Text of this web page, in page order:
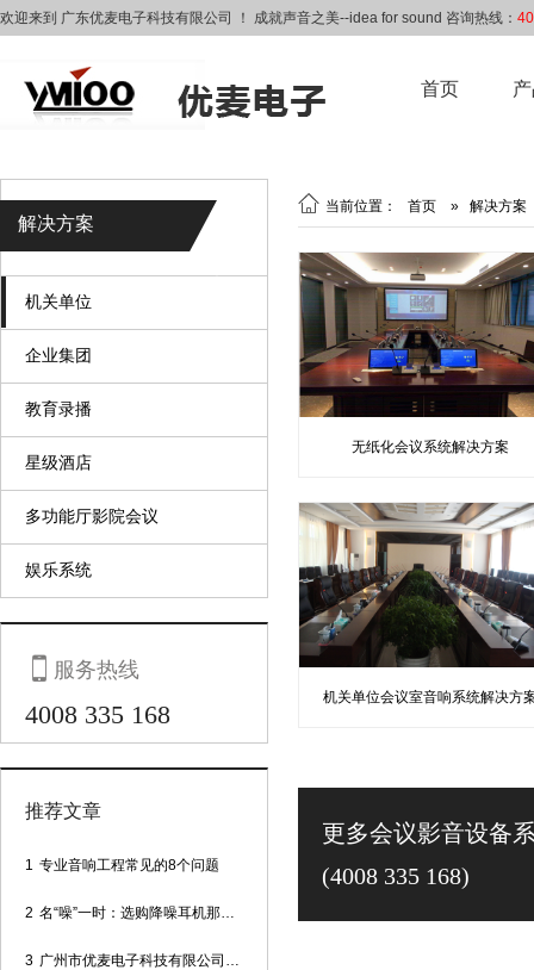
欢迎来到 广东优麦电子科技有限公司 ！ 成就声音之美--idea for sound 咨询热线：
首页
解决方案
机关单位
企业集团
教育录播
星级酒店
多功能厅影院会议
娱乐系统
 服务热线
4008 335 168
推荐文章
1 专业音响工程常见的8个问题
2 名“噪”一时：选购降噪耳机那些事
3 广州市优麦电子科技有限公司网站正式上线！
 当前位置： 首页 » 解决方案
无纸化会议系统解决方案
机关单位会议室音响系统解决方
更多会议影音设备
(4008 335 168)